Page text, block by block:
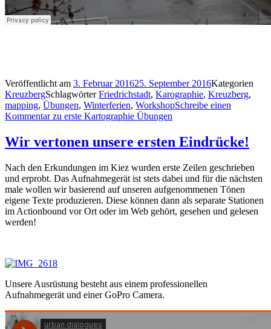
Veröffentlicht am 3. Februar 201625. September 2016Kategorien
KreuzbergSchlagwörterFriedrichstadt, Karographie, Kreuzberg,
mapping, Übungen, Winterferien, WorkshopSchreibe einen
Kommentarzu erste Kartographie Übungen
Wir vertonen unsere ersten Eindrücke!
Nach den Erkundungen im Kiez wurden erste Zeilen geschrieben
und erprobt. Das Aufnahmegerät ist stets dabei und für die nächsten
male wollen wir basierend auf unseren aufgenommenen Tönen
eigene Texte produzieren. Diese können dann als separate Stationen
im Actionbound vor Ort oder im Web gehört, gesehen und gelesen
werden!
Unsere Ausrüstung besteht aus einem professionellen
Aufnahmegerät und einer GoPro Camera.